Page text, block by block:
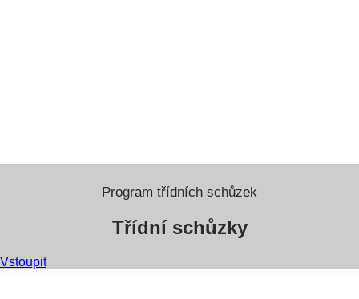
Program třídních schůzek
Třídní schůzky
Vstoupit